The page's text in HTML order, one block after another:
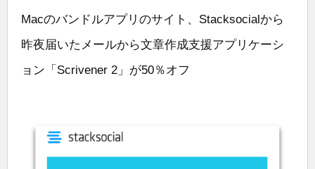
Macのバンドルアプリのサイト、Stacksocialから
昨夜届いたメールから文章作成支援アプリケーシ
ョン「Scrivener 2」が50％オフ